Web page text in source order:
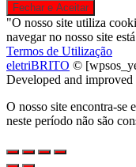
"O nosso site utiliza
navegar no nosso site
Termos de Utilização
eletriBRITO ©
Developed and improved
O nosso site encontra-se
neste período não são